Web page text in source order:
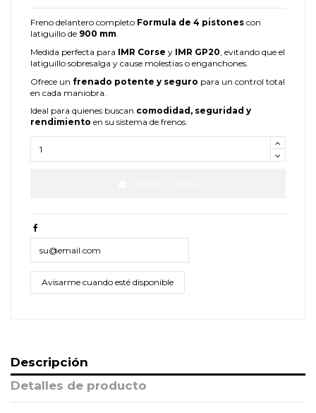
Freno delantero completo Formula de 4 pistones con
latiguillo de 900 mm.
Medida perfecta para IMR Corse y IMR GP20 , evitando que el
latiguillo sobresalga y cause molestias o enganchones.
Ofrece un frenado potente y seguro para un control total
en cada maniobra.
Ideal para quienes buscan comodidad, seguridad y
rendimiento en su sistema de frenos.
Descripción
Detalles de producto